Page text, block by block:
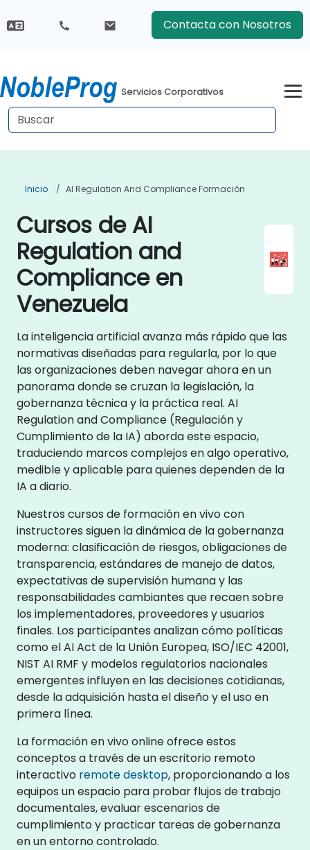
Contacta con Nosotros
Servicios Corporativos
Inicio AI Regulation And Compliance Formación
Cursos de AI
Regulation and
Compliance en
Venezuela
La inteligencia artificial avanza más rápido que las
normativas diseñadas para regularla, por lo que
las organizaciones deben navegar ahora en un
panorama donde se cruzan la legislación, la
gobernanza técnica y la práctica real. AI
Regulation and Compliance (Regulación y
Cumplimiento de la IA) aborda este espacio,
traduciendo marcos complejos en algo operativo,
medible y aplicable para quienes dependen de la
IA a diario.
Nuestros cursos de formación en vivo con
instructores siguen la dinámica de la gobernanza
moderna: clasificación de riesgos, obligaciones de
transparencia, estándares de manejo de datos,
expectativas de supervisión humana y las
responsabilidades cambiantes que recaen sobre
los implementadores, proveedores y usuarios
finales. Los participantes analizan cómo políticas
como el AI Act de la Unión Europea, ISO/IEC 42001,
NIST AI RMF y modelos regulatorios nacionales
emergentes influyen en las decisiones cotidianas,
desde la adquisición hasta el diseño y el uso en
primera línea.
La formación en vivo online ofrece estos
conceptos a través de un escritorio remoto
interactivo remote desktop, proporcionando a los
equipos un espacio para probar flujos de trabajo
documentales, evaluar escenarios de
cumplimiento y practicar tareas de gobernanza
en un entorno controlado.